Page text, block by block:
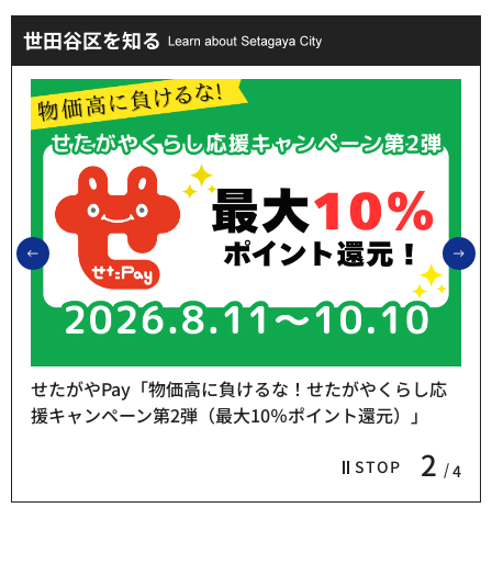
世田谷区を知る
前のスライドを表示
STOP 2 4
せたがやPay「物価高に負けるな！せたがやくらし応
援キャンペーン第2弾（最大10％ポイント還元）」